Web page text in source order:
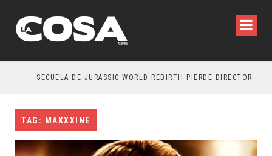
SECUELA DE JURASSIC WORLD REBIRTH PIERDE DIRECTOR
TAG: MAXXXINE